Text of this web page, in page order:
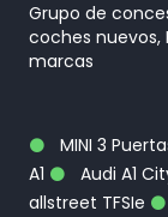
Grupo de
coches nuevos,
marcas
MINI 3
A1
Audi A1
allstreet TFSIe